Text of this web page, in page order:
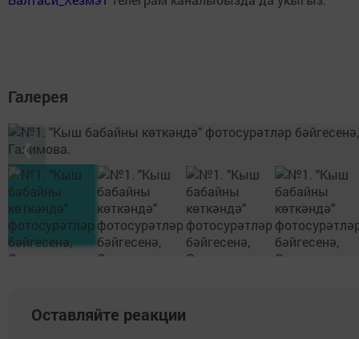
Галерея
❮
Оставляйте реакции